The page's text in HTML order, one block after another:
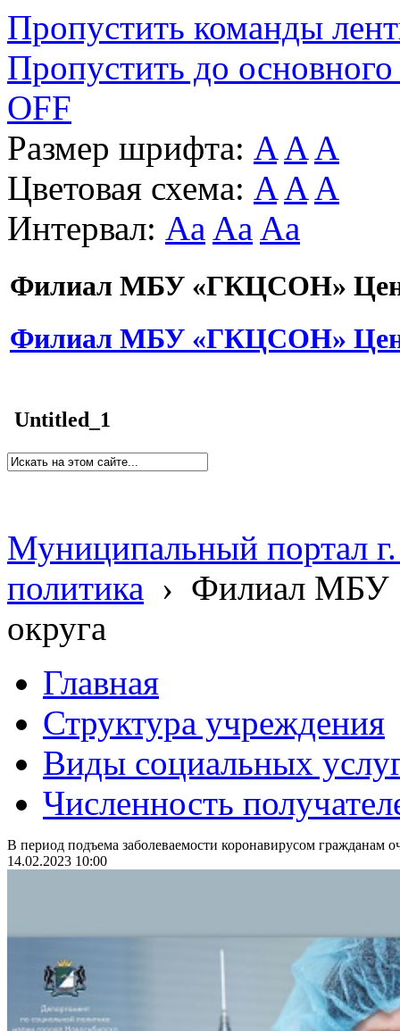
Пропустить команды
Пропустить до основного
OFF
Размер шрифта: A A A
Цветовая схема: A A A
Интервал: Aa Aa Aa
Филиал МБУ «ГКЦСОН»
Филиал МБУ «ГКЦСОН»
Untitled_1
Муниципальный портал
политика › Филиал МБУ
округа
Главная
Структура учреждения
Виды социальных
Численность
В период подъема заболеваемости коронавирусом гражданам
14.02.2023 10:00